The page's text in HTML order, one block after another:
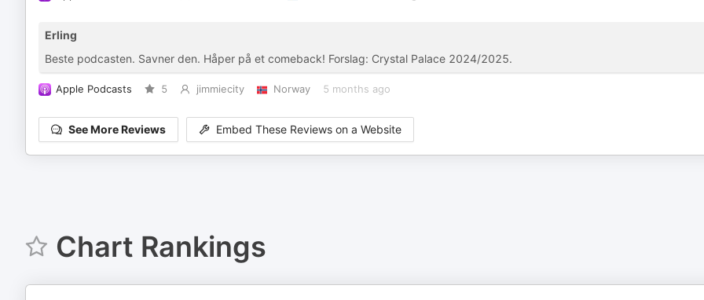
Erling
Beste podcasten. Savner den. Håper på et comeback! Forslag: Crystal Palace 2024/2025.
Apple Podcasts 5 jimmiecity Norway 5 months ago
See More Reviews Embed These Reviews on a Website
Chart Rankings